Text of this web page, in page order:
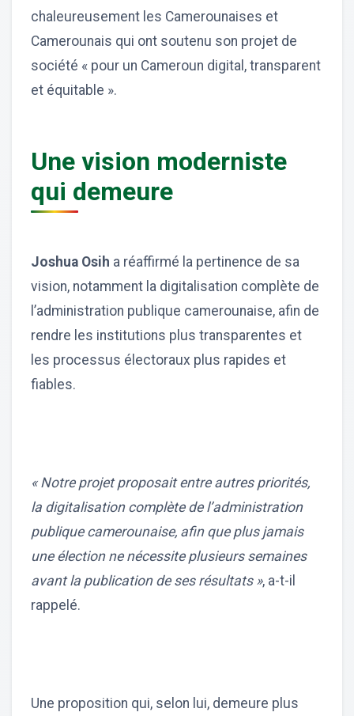
chaleureusement les Camerounaises et
Camerounais qui ont soutenu son projet de
société « pour un Cameroun digital, transparent
et équitable ».
Une vision moderniste
qui demeure
Joshua Osih a réaffirmé la pertinence de sa
vision, notamment la digitalisation complète de
l’administration publique camerounaise, afin de
rendre les institutions plus transparentes et
les processus électoraux plus rapides et
fiables.
« Notre projet proposait entre autres priorités,
la digitalisation complète de l’administration
publique camerounaise, afin que plus jamais
une élection ne nécessite plusieurs semaines
avant la publication de ses résultats », a-t-il
rappelé.
Une proposition qui, selon lui, demeure plus